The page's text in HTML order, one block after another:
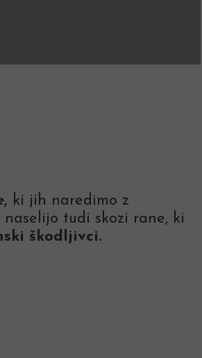
ki jih naredimo z
tudi skozi rane, ki
škodljivci.